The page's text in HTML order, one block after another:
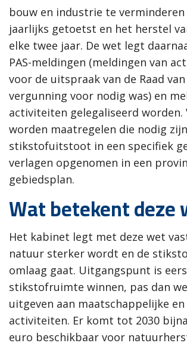
bouw en industrie te
jaarlijks getoetst en het herstel
elke twee jaar. De wet legt
PAS-meldingen (meldingen van
voor de uitspraak van de Raad
vergunning voor nodig was) en
activiteiten gelegaliseerd worden.
worden maatregelen die nodig
stikstofuitstoot in een specifiek
verlagen opgenomen in een
gebiedsplan.
Wat betekent deze
Het kabinet legt met deze wet
natuur sterker wordt en de
omlaag gaat. Uitgangspunt is
stikstofruimte winnen, pas dan
uitgeven aan maatschappelijke
activiteiten. Er komt tot 2030
euro beschikbaar voor